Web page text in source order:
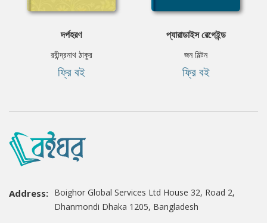
দর্পহরণ
রবীন্দ্রনাথ ঠাকুর
ফ্রি বই
প্যারাডাইস রেগেইন্ড
জন মিল্টন
ফ্রি বই
Address: Boighor Global Services Ltd House 32, Road 2,
Dhanmondi Dhaka 1205, Bangladesh